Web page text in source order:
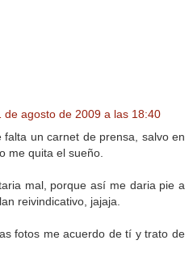
de agosto de 2009 a las 18:40
un carnet de prensa, salvo en
me quita el sueño.
mal, porque así me daria pie a
reivindicativo, jajaja.
fotos me acuerdo de tí y trato de